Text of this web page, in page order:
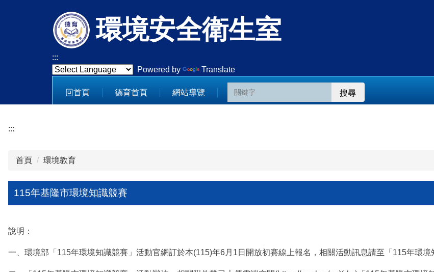
環境安全衛生室
:::
Powered by
Translate
回首頁 德育首頁 網站導覽 搜尋
:::
首頁 環境教育
115年基隆市環境知識競賽
說明：
一、環境部「115年環境知識競賽」活動官網訂於本(115)年6月1日開放初賽線上報名，相關活動訊息請至「115年環境